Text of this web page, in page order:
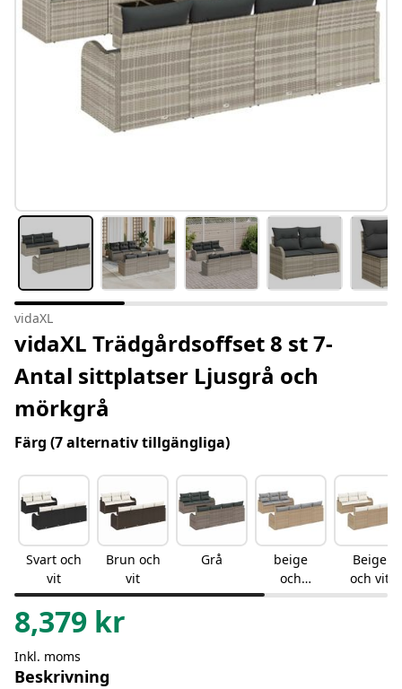
vidaXL
vidaXL Trädgårdsoffset 8 st 7-
Antal sittplatser Ljusgrå och
mörkgrå
Färg (7 alternativ tillgängliga)
Svart och
vit
Brun och
vit
Grå
beige
och
ljusgrå
Beige
och vit
8,379 kr
Inkl. moms
Beskrivning